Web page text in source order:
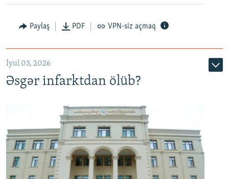
Auto 240p 360p 480p
720p 1080p
Paylaş PDF VPN-siz açmaq
İyul 03, 2026
Əsgər infarktdan ölüb?